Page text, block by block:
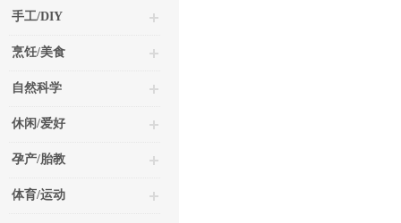
手工/DIY
烹饪/美食
自然科学
休闲/爱好
孕产/胎教
体育/运动